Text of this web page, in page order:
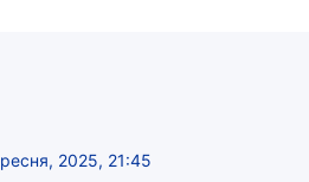
2025, 21:45